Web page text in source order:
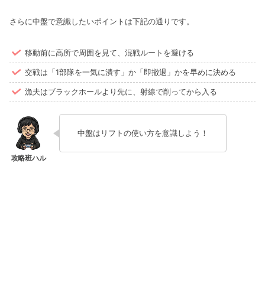
さらに中盤で意識したいポイントは下記の通りです。
移動前に高所で周囲を見て、混戦ルートを避ける
交戦は「1部隊を一気に潰す」か「即撤退」かを早めに決める
漁夫はブラックホールより先に、射線で削ってから入る
中盤はリフトの使い方を意識しよう！